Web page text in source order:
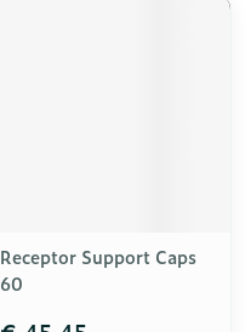
Receptor Support Caps
60